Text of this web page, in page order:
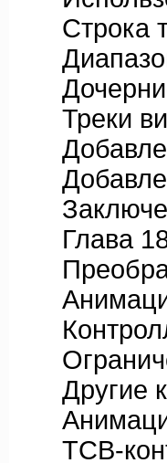
Строка
Дочерние
Треки
Глава 18.
Другие
TCB-